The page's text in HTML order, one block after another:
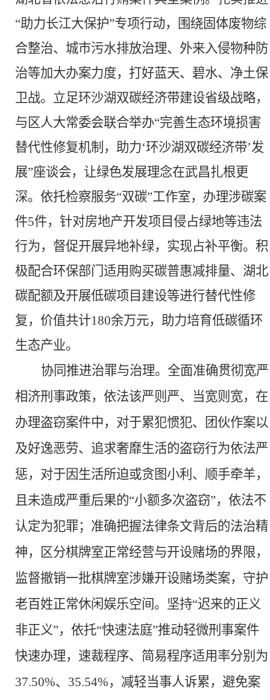
“助力长江大保护”专项行动，围绕固体废物综
合整治、城市污水排放治理、外来入侵物种防
治等加大办案力度，打好蓝天、碧水、净土保
卫战。立足环沙湖双碳经济带建设省级战略，
与区人大常委会联合举办“完善生态环境损害
替代性修复机制，助力‘环沙湖双碳经济带’发
展”座谈会，让绿色发展理念在武昌扎根更
深。依托检察服务“双碳”工作室，办理涉碳案
件5件，针对房地产开发项目侵占绿地等违法
行为，督促开展异地补绿，实现占补平衡。积
极配合环保部门适用购买碳普惠减排量、湖北
碳配额及开展低碳项目建设等进行替代性修
复，价值共计180余万元，助力培育低碳循环
生态产业。
协同推进治罪与治理。 全面准确贯彻宽严
相济刑事政策，依法该严则严、当宽则宽，在
办理盗窃案件中，对于累犯惯犯、团伙作案以
及好逸恶劳、追求奢靡生活的盗窃行为依法严
惩，对于因生活所迫或贪图小利、顺手牵羊，
且未造成严重后果的“小额多次盗窃”，依法不
认定为犯罪；准确把握法律条文背后的法治精
神，区分棋牌室正常经营与开设赌场的界限，
监督撤销一批棋牌室涉嫌开设赌场类案，守护
老百姓正常休闲娱乐空间。坚持“迟来的正义
非正义”，依托“快速法庭”推动轻微刑事案件
快速办理，速裁程序、简易程序适用率分别为
37.50%、35.54%，减轻当事人诉累，避免案